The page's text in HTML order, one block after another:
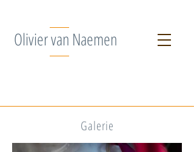
Olivier van Naemen
Galerie